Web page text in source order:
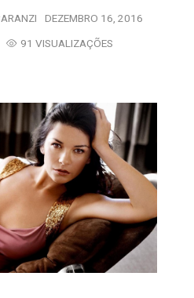
DEZEMBRO 16, 2016
91 VISUALIZAÇÕES